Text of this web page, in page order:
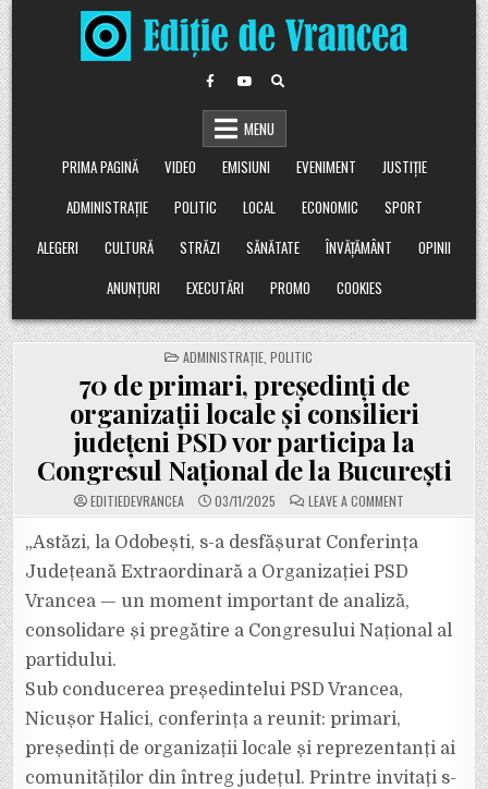
Skip
to
content
MENU
PRIMA PAGINĂ
VIDEO EMISIUNI EVENIMENT
JUSTIȚIE
ADMINISTRAȚIE
POLITIC LOCAL ECONOMIC
SPORT
ALEGERI
CULTURĂ STRĂZI SĂNĂTATE ÎNVĂȚĂMÂNT
OPINII
ANUNȚURI
EXECUTĂRI PROMO COOKIES
POSTED
IN
ADMINISTRAȚIE POLITIC
70 de primari, președinți de
organizații locale și consilieri
județeni PSD vor participa la
Congresul Național de la București
EDITIEDEVRANCEA 03/11/2025 LEAVE A COMMENTON
70
PRIMARI,
PREȘEDINȚI
DE
ORGANIZAȚII
LOCALE
ȘI
JUDEȚENI
BUCUREȘTI
„Astăzi, la Odobești, s-a desfășurat Conferința
Județeană Extraordinară a Organizației PSD
Vrancea — un moment important de analiză,
consolidare și pregătire a Congresului Național al
partidului.
Sub conducerea președintelui PSD Vrancea,
Nicușor Halici, conferința a reunit: primari,
președinți de organizații locale și reprezentanți ai
comunităților din întreg județul. Printre invitați s-